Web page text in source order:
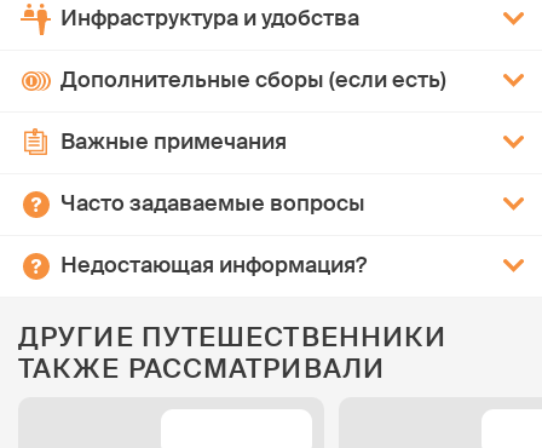
Инфраструктура и удобства
Дополнительные сборы (если есть)
Важные примечания
Часто задаваемые вопросы
Недостающая информация?
ДРУГИЕ ПУТЕШЕСТВЕННИКИ
ТАКЖЕ РАССМАТРИВАЛИ